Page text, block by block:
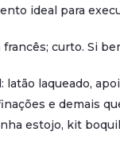
ideal para
francês; curto. Si
latão laqueado,
e demais
estojo, kit